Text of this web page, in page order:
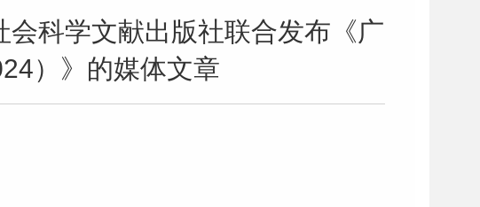
科学文献出版社联合发布《广
）》的媒体文章